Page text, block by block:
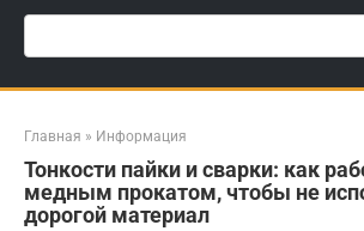
Поиск:
Главная » Информация
Тонкости пайки и сварки: как
медным прокатом, чтобы не
дорогой материал